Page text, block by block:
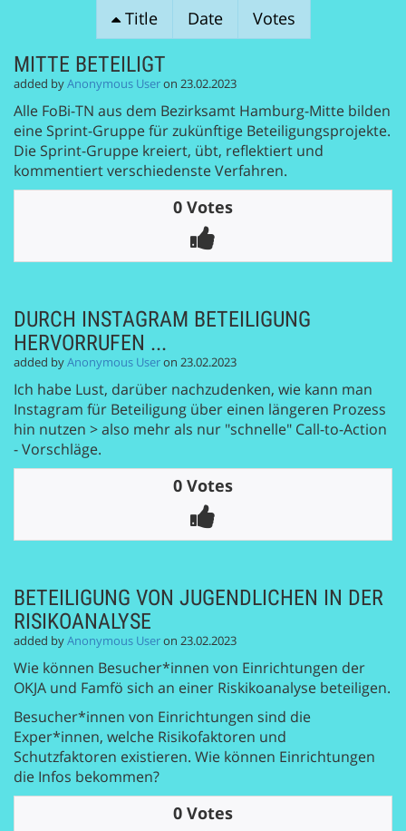
Title Date Votes
MITTE BETEILIGT
added byAnonymous Useron 23.02.2023
Alle FoBi-TN aus dem Bezirksamt Hamburg-Mitte bilden
eine Sprint-Gruppe für zukünftige Beteiligungsprojekte.
Die Sprint-Gruppe kreiert, übt, reflektiert und
kommentiert verschiedenste Verfahren.
0 Votes
DURCH INSTAGRAM BETEILIGUNG
HERVORRUFEN ...
added byAnonymous Useron 23.02.2023
Ich habe Lust, darüber nachzudenken, wie kann man
Instagram für Beteiligung über einen längeren Prozess
hin nutzen > also mehr als nur "schnelle" Call-to-Action
- Vorschläge.
0 Votes
BETEILIGUNG VON JUGENDLICHEN IN DER
RISIKOANALYSE
added byAnonymous Useron 23.02.2023
Wie können Besucher*innen von Einrichtungen der
OKJA und Famfö sich an einer Riskikoanalyse beteiligen.
Besucher*innen von Einrichtungen sind die
Exper*innen, welche Risikofaktoren und
Schutzfaktoren existieren. Wie können Einrichtungen
die Infos bekommen?
0 Votes